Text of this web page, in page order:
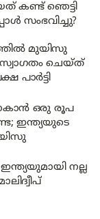
കണ്ട് ഞെട്ടി
സംഭവിച്ചു?
മുയിസു
ചെയ്ത്
പാർട്ടി
ഒരു രൂപ
ഇന്ത്യയുടെ
ഇന്ത്യയുമായി നല്ല